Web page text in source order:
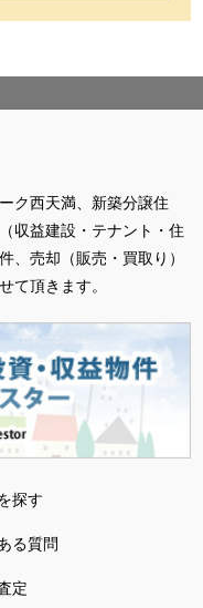
ク西天満、新築分譲住
収益建設・テナント・住
、売却（販売・買取り）
て頂きます。
探す
る質問
定